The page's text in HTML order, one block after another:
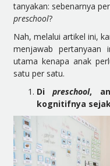
tanyakan: sebenarnya
preschool?
Nah, melalui artikel ini,
menjawab pertanyaan
utama kenapa anak
satu per satu.
Dipreschool,
kognitifnya